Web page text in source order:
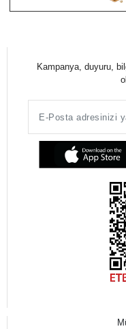
Kampanya, duyuru,